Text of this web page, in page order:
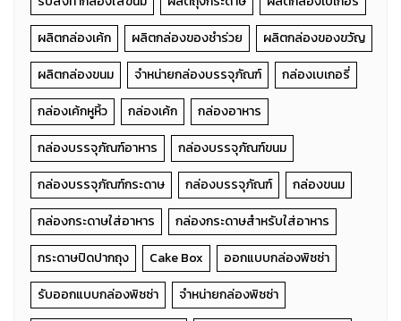
ผลิตกล่องเค้ก
ผลิตกล่องของชำร่วย
ผลิตกล่องของขวัญ
ผลิตกล่องขนม
จำหน่ายกล่องบรรจุภัณฑ์
กล่องเบเกอรี่
กล่องเค้กหูหิ้ว
กล่องเค้ก
กล่องอาหาร
กล่องบรรจุภัณฑ์อาหาร
กล่องบรรจุภัณฑ์ขนม
กล่องบรรจุภัณฑ์กระดาษ
กล่องบรรจุภัณฑ์
กล่องขนม
กล่องกระดาษใส่อาหาร
กล่องกระดาษสำหรับใส่อาหาร
กระดาษปิดปากถุง
Cake Box
ออกแบบกล่องพิซซ่า
รับออกแบบกล่องพิซซ่า
จำหน่ายกล่องพิซซ่า